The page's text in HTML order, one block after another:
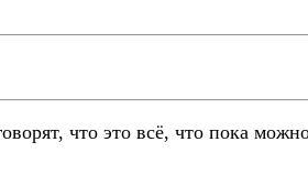
что это всё, что пока